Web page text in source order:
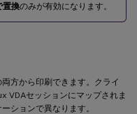
置換のみが有効になります。
方から印刷できます。クライ
VDAセッションにマップされま
ションで異なります。